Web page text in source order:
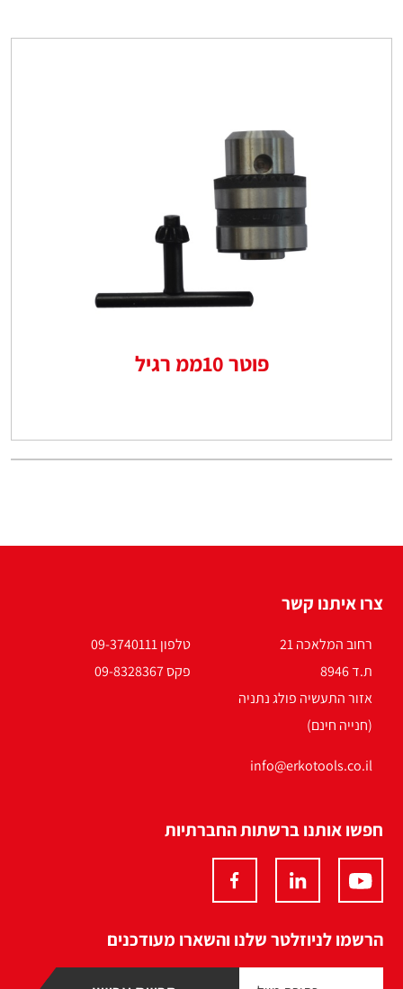
פוטר 10ממ רגיל
צרו איתנו קשר
רחוב המלאכה 21
ת.ד 8946
אזור התעשיה פולג נתניה
(חנייה חינם)
טלפון 09-3740111
פקס 09-8328367
info@erkotools.co.il
חפשו אותנו ברשתות החברתיות
הרשמו לניוזלטר שלנו והשארו מעודכנים